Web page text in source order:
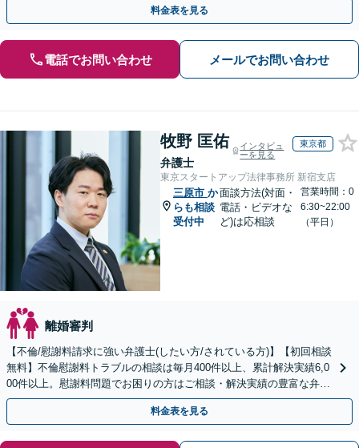
料金表を見る
電話でお問い合わせ メールでお問い合わせ
牧野 匡佑
弁護士
インタビュ
ーを見る
東京都
東京スタートアップ法律事務所 新宿支店
三原市 か
らも相談
受付中
面談方法(対面・
電話・ビデオな
ど)は応相談
営業時間：0
6:30~22:00
（平日）
離婚審判
【不倫/慰謝料請求に強い弁護士(したい方/されている方)】【初回相談
無料】不倫慰謝料トラブルの相談は毎月400件以上、累計解決実績6,0
00件以上。慰謝料問題でお困りの方はご相談・解決実績の豊富な弁護
士による無料相談をご利用ください。
料金表を見る